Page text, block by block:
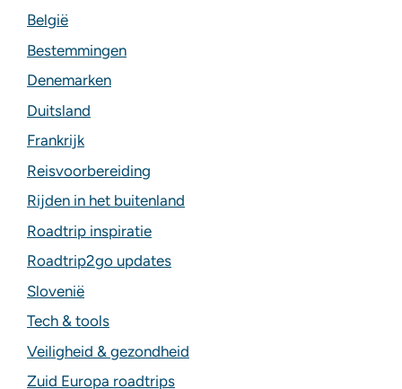
België
Bestemmingen
Denemarken
Duitsland
Frankrijk
Reisvoorbereiding
Rijden in het buitenland
Roadtrip inspiratie
Roadtrip2go updates
Slovenië
Tech & tools
Veiligheid & gezondheid
Zuid Europa roadtrips